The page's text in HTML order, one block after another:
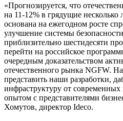
«Прогнозируется, что
на 11-12% в грядущие несколько
основана на ежегодном росте
улучшение системы
приблизительно шестидесяти
перейти на российское
очередным доказательством
отечественного рынка NGFW.
представить наши разработки,
инфраструктуру от современных
опытом с представителями
Хомутов, директор Ideco.